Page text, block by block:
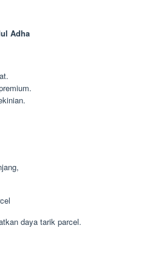
Adha
daya tarik parcel.